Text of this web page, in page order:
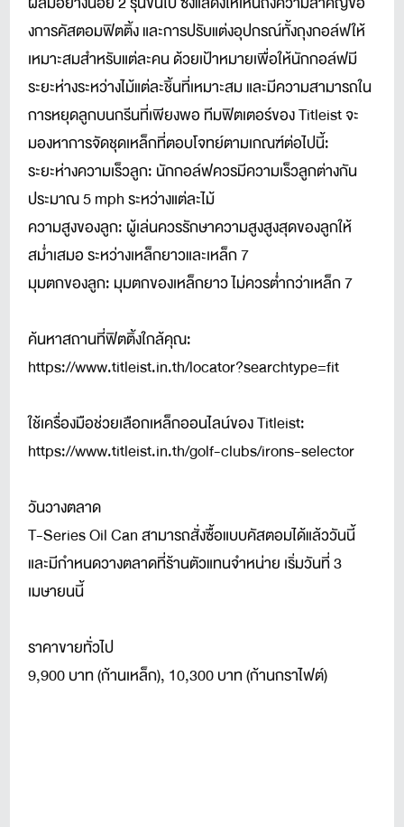
งการคัสตอมฟิตติ้ง และการปรับแต่งอุปกรณ์ทั้งถุงกอล์ฟให้
เหมาะสมสำหรับแต่ละคน ด้วยเป้าหมายเพื่อให้นักกอล์ฟมี
ระยะห่างระหว่างไม้แต่ละชิ้นที่เหมาะสม และมีความสามารถใน
การหยุดลูกบนกรีนที่เพียงพอ ทีมฟิตเตอร์ของ Titleist จะ
มองหาการจัดชุดเหล็กที่ตอบโจทย์ตามเกณฑ์ต่อไปนี้:
ระยะห่างความเร็วลูก: นักกอล์ฟควรมีความเร็วลูกต่างกัน
ประมาณ 5 mph ระหว่างแต่ละไม้
ความสูงของลูก: ผู้เล่นควรรักษาความสูงสูงสุดของลูกให้
สม่ำเสมอ ระหว่างเหล็กยาวและเหล็ก 7
มุมตกของลูก: มุมตกของเหล็กยาว ไม่ควรต่ำกว่าเหล็ก 7
ค้นหาสถานที่ฟิตติ้งใกล้คุณ:
https://www.titleist.in.th/locator?searchtype=fit
ใช้เครื่องมือช่วยเลือกเหล็กออนไลน์ของ Titleist:
https://www.titleist.in.th/golf-clubs/irons-selector
วันวางตลาด
T-Series Oil Can สามารถสั่งซื้อแบบคัสตอมได้แล้ววันนี้
และมีกำหนดวางตลาดที่ร้านตัวแทนจำหน่าย เริ่มวันที่ 3
เมษายนนี้
ราคาขายทั่วไป
9,900 บาท (ก้านเหล็ก), 10,300 บาท (ก้านกราไฟต์)